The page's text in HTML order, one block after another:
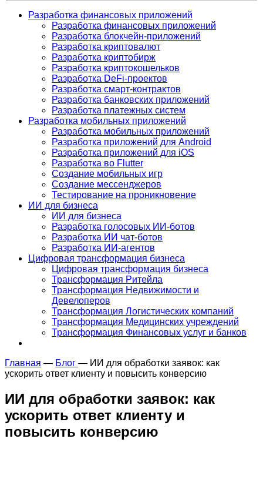
Разработка финансовых приложений
Разработка финансовых приложений
Разработка блокчейн-приложений
Разработка криптовалют
Разработка криптобирж
Разработка криптокошельков
Разработка DeFi-проектов
Разработка смарт-контрактов
Разработка банковских приложений
Разработка платежных систем
Разработка мобильных приложений
Разработка мобильных приложений
Разработка приложений для Android
Разработка приложений для iOS
Разработка во Flutter
Создание мобильных игр
Создание мессенджеров
Тестирование на проникновение
ИИ для бизнеса
ИИ для бизнеса
Разработка голосовых ИИ-ботов
Разработка ИИ чат-ботов
Разработка ИИ-агентов
Цифровая трансформация бизнеса
Цифровая трансформация бизнеса
Трансформация Ритейла
Трансформация Недвижимости и
Девелоперов
Трансформация Логистических компаний
Трансформация Медицинских учреждений
Трансформация Финансовых услуг и банков
Главная — Блог — ИИ для обработки заявок: как
ускорить ответ клиенту и повысить конверсию
ИИ для обработки заявок: как
ускорить ответ клиенту и
повысить конверсию